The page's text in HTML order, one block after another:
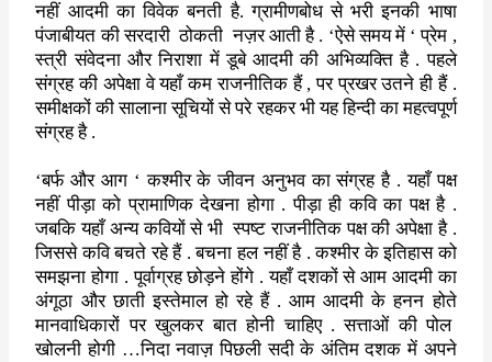
नहीं आदमी का विवेक बनती है.ग्रामीणबोध से भरी इनकी भाषा
पंजाबीयत की सरदारी ठोकती नज़र आती है . ‘ऐसेसमय में ‘प्रेम ,
स्त्री संवेदना और निराशा में डूबे आदमी की अभिव्यक्तिहै . पहले
संग्रह की अपेक्षा वे यहाँ कम राजनीतिक हैं ,पर प्रखर उतने ही हैं .
समीक्षकों की सालाना सूचियों से परे रहकर भी यह हिन्दी कामहत्वपूर्ण
संग्रह है .
‘बर्फ और आग ‘कश्मीर के जीवन अनुभव का संग्रह है . यहाँ पक्ष
नहीं पीड़ाको प्रामाणिक देखना होगा . पीड़ा ही कवि का पक्ष है .
जबकि यहाँ अन्यकवियों से भी स्पष्ट राजनीतिक पक्ष की अपेक्षा है .
जिससे कवि बचते रहेहैं . बचना हल नहीं है . कश्मीर के इतिहास को
समझना होगा . पूर्वाग्रह छोड़ने होंगे . यहाँ दशकोंसे आम आदमी का
अंगूठा और छाती इस्तेमाल हो रहे हैं . आम आदमी के हनन होते
मानवाधिकारों पर खुलकर बात होनी चाहिए . सत्ताओं की पोल
खोलनी होगी …निदा नवाज़ पिछली सदी के अंतिम दशक में अपने